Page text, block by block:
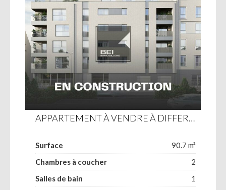
APPARTEMENT À VENDRE À DIFFERDANGE
Surface
90.7 m²
Chambres à coucher
2
Salles de bain
1